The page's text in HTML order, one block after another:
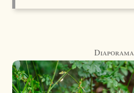
Diaporama